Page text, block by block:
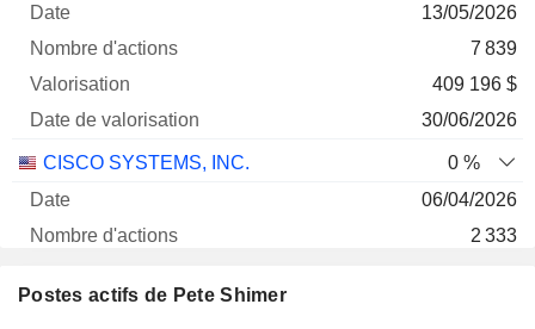
13/05/2026
7 839
409 196 $
30/06/2026
CISCO SYSTEMS, INC.
0 %
06/04/2026
2 333
Postes actifs de Pete Shimer